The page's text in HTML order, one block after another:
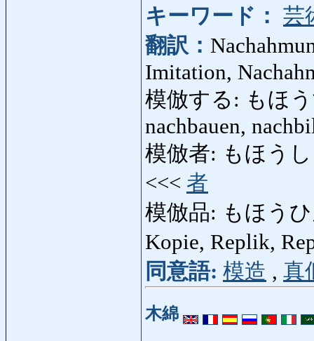
キーワード： 芸
翻訳：
Imitation,
模倣する: もほう
nachbauen,
模倣者: もほうし
<<< 者
模倣品: もほうひ
Kopie, Replik,
同意語: 模造 , 真
木綿